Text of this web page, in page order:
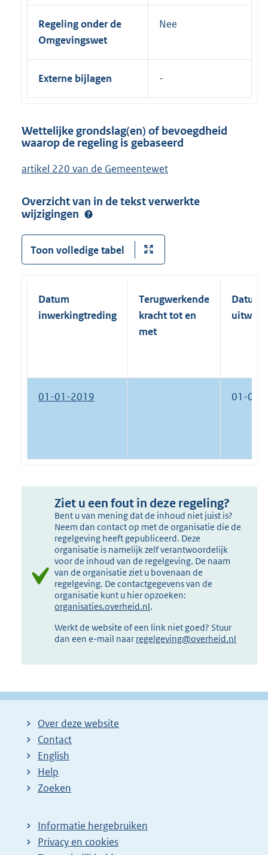
Regeling onder de
Omgevingswet
Nee
Externe bijlagen
Wettelijke grondslag(en) of bevoegdheid
waarop de regeling is gebaseerd
artikel 220 van de Gemeentewet
Overzicht van in de tekst verwerkte
wijzigingen
Toon volledige tabel
Datum
inwerkingtreding
Terugwerkende
kracht tot en
met
Datum
01-01-2019 01-01-
Ziet u een fout in deze regeling?
Bent u van mening dat de inhoud niet juist is?
Neem dan contact op met de organisatie die de
regelgeving heeft gepubliceerd. Deze
organisatie is namelijk zelf verantwoordelijk
voor de inhoud van de regelgeving. De naam
van de organisatie ziet u bovenaan de
regelgeving. De contactgegevens van de
organisatie kunt u hier opzoeken:
organisaties.overheid.nl.
Werkt de website of een link niet goed? Stuur
dan een e-mail naar regelgeving@overheid.nl
Over deze website
Contact
English
Help
Zoeken
Informatie hergebruiken
Privacy en cookies